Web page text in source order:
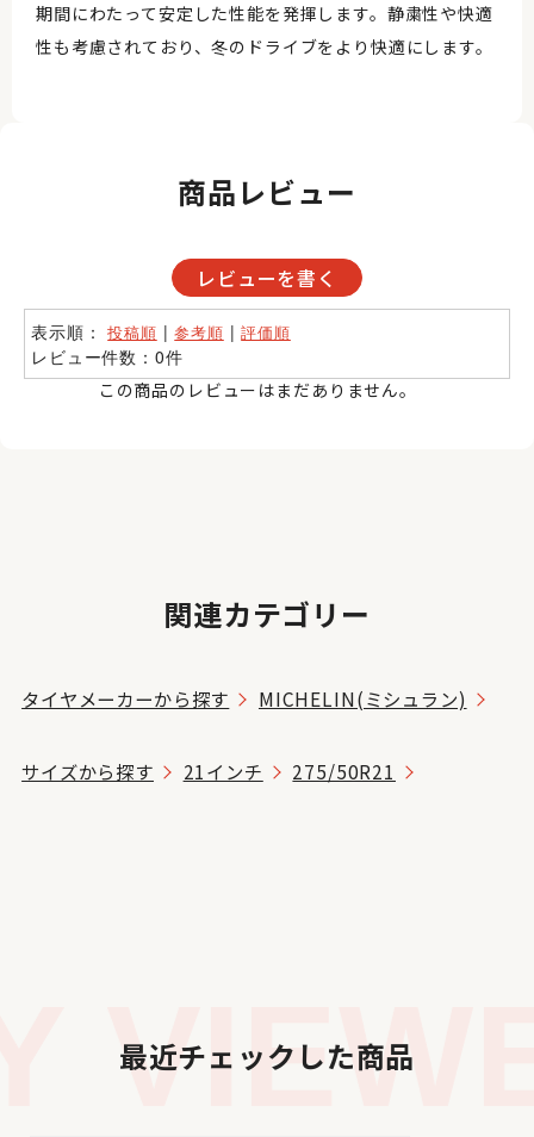
期間にわたって安定した性能を発揮します。静粛性や快適
性も考慮されており、冬のドライブをより快適にします。
商品レビュー
レビューを書く
表示順：投稿順 |参考順 |評価順
レビュー件数：0件
この商品のレビューはまだありません。
関連カテゴリー
タイヤメーカーから探す MICHELIN(ミシュラン)
サイズから探す 21インチ 275/50R21
最近チェックした商品